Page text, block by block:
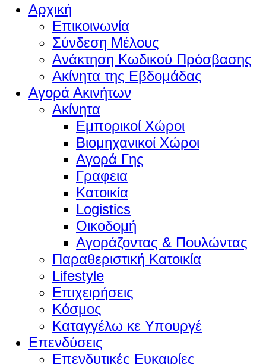
Αρχική
Επικοινωνία
Σύνδεση Μέλους
Ανάκτηση Κωδικού Πρόσβασης
Ακίνητα της Εβδομάδας
Αγορά Ακινήτων
Ακίνητα
Εμπορικοί Χώροι
Βιομηχανικοί Χώροι
Αγορά Γης
Γραφεια
Κατοικία
Logistics
Οικοδομή
Αγοράζοντας & Πουλώντας
Παραθεριστική Κατοικία
Lifestyle
Επιχειρήσεις
Κόσμος
Καταγγέλω κε Υπουργέ
Επενδύσεις
Επενδυτικές Ευκαιρίες